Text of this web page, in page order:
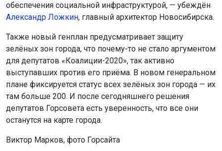
обеспечения социальной инфраструктурой, — убеждён
Александр Ложкин, главный архитектор Новосибирска.
Также новый генплан предусматривает защиту
зелёных зон города, что почему-то не стало аргументом
для депутатов «Коалиции-2020», так активно
выступавших против его приёма. В новом генеральном
плане фиксируется статус всех зелёных зон города — их
там больше 200. И после сегодняшнего решения
депутатов Горсовета есть уверенность, что все они
останутся на карте города.
Виктор Марков, фото Горсайта